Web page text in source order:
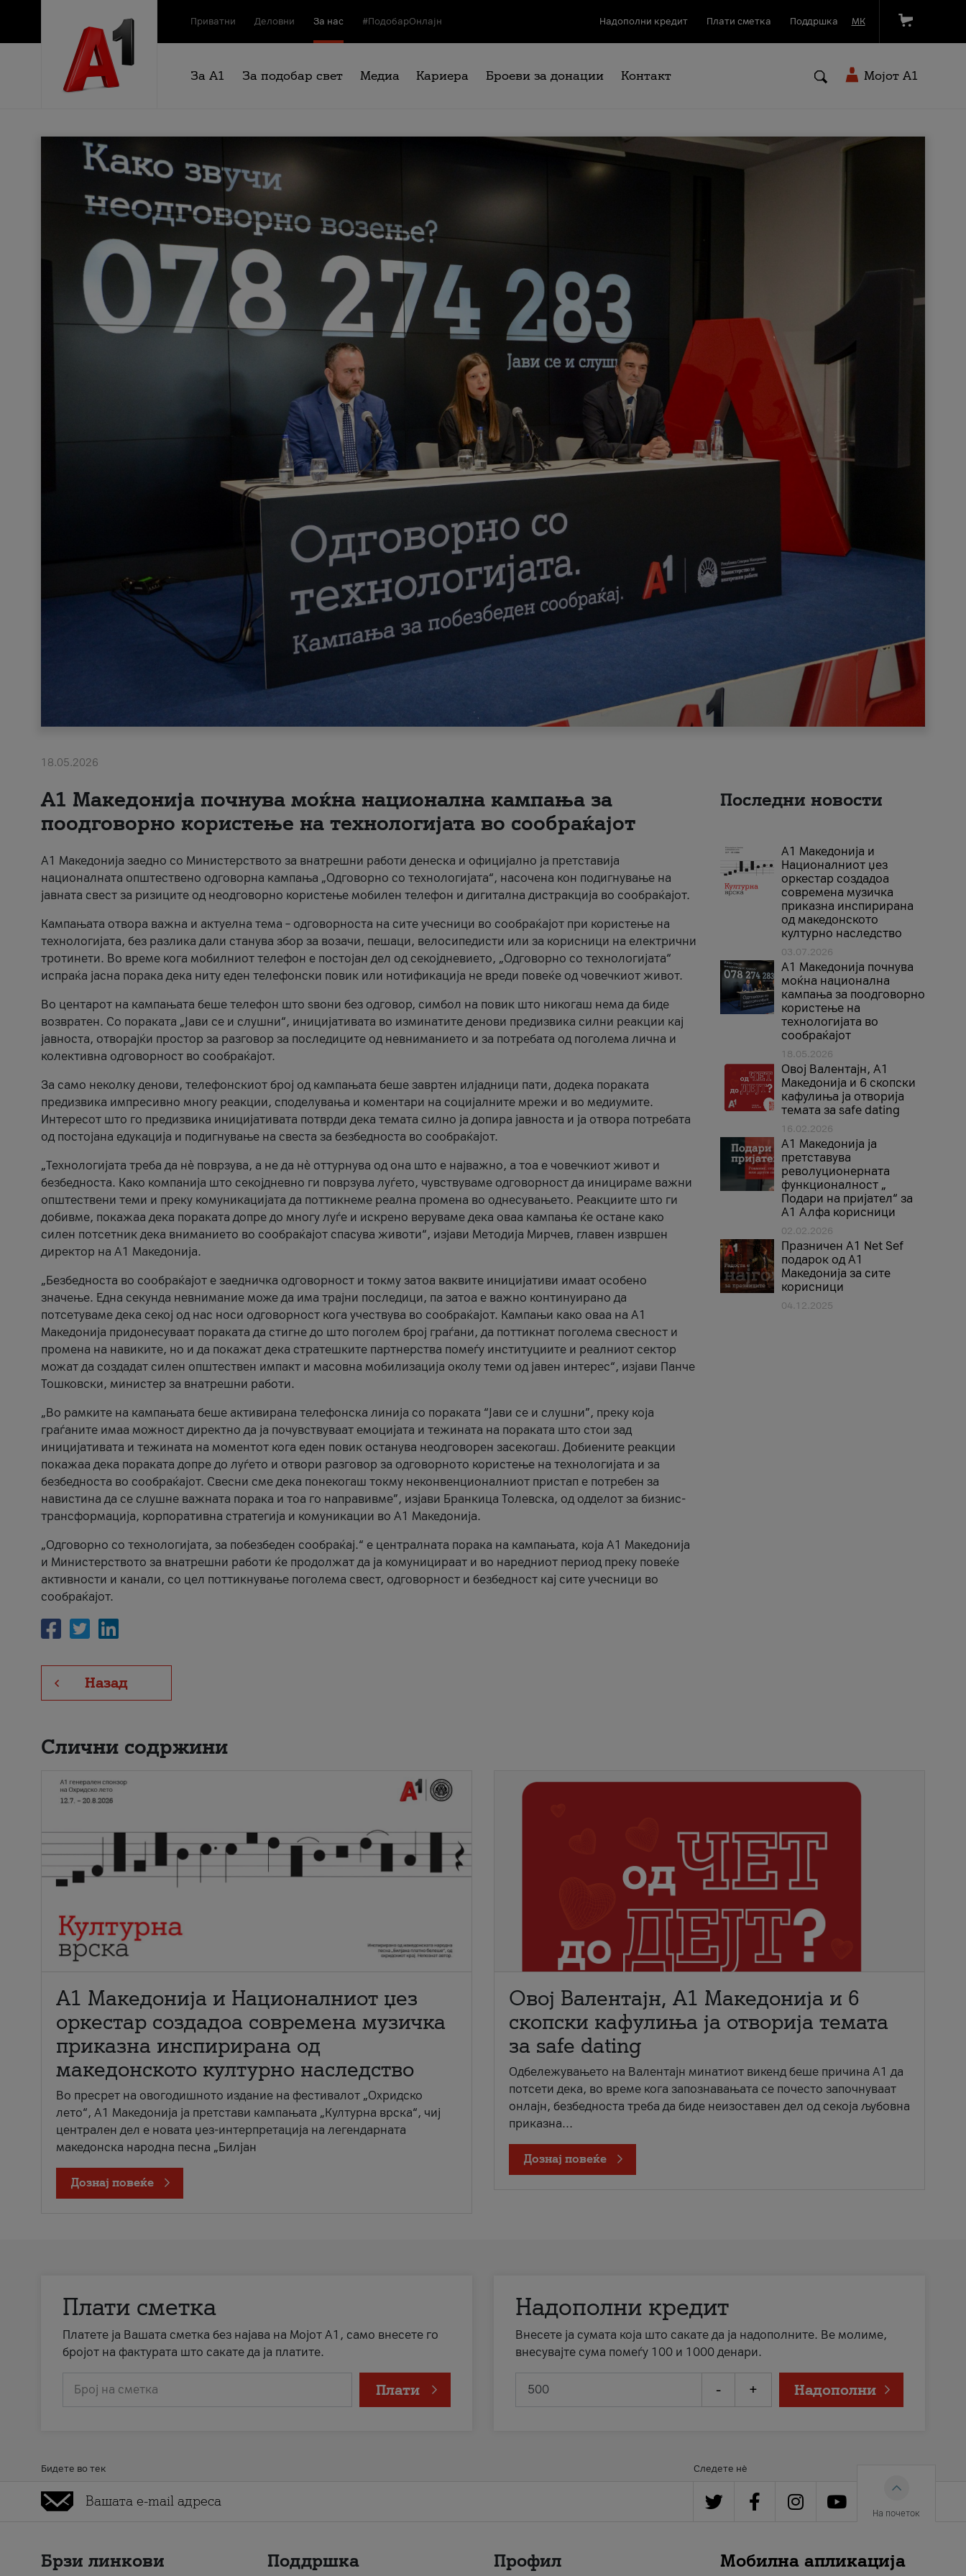
Приватни Деловни За нас #ПодобарОнлајн Надополни кредит Плати сметка Поддршка МК
За А1 За подобар свет Медиа Кариера Броеви за донации Контакт Мојот A1
18.05.2026
A1 Македонија почнува моќна национална кампања за
поодговорно користење на технологијата во сообраќајот
A1 Македонија заедно со Министерството за внатрешни работи денеска и официјално ја претставија
националната општествено одговорна кампања „Одговорно со технологијата“, насочена кон подигнување на
јавната свест за ризиците од неодговорно користење мобилен телефон и дигитална дистракција во сообраќајот.
Кампањата отвора важна и актуелна тема – одговорноста на сите учесници во сообраќајот при користење на
технологијата, без разлика дали станува збор за возачи, пешаци, велосипедисти или за корисници на електрични
тротинети. Во време кога мобилниот телефон е постојан дел од секојдневието, „Одговорно со технологијата“
испраќа јасна порака дека ниту еден телефонски повик или нотификација не вреди повеќе од човечкиот живот.
Во центарот на кампањата беше телефон што ѕвони без одговор, симбол на повик што никогаш нема да биде
возвратен. Со пораката „Јави се и слушни“, иницијативата во изминатите денови предизвика силни реакции кај
јавноста, отворајќи простор за разговор за последиците од невниманието и за потребата од поголема лична и
колективна одговорност во сообраќајот.
За само неколку денови, телефонскиот број од кампањата беше завртен илјадници пати, додека пораката
предизвика импресивно многу реакции, споделувања и коментари на социјалните мрежи и во медиумите.
Интересот што го предизвика иницијативата потврди дека темата силно ја допира јавноста и ја отвора потребата
од постојана едукација и подигнување на свеста за безбедноста во сообраќајот.
„Технологијата треба да нè поврзува, а не да нè оттурнува од она што е најважно, а тоа е човечкиот живот и
безбедноста. Како компанија што секојдневно ги поврзува луѓето, чувствуваме одговорност да иницираме важни
општествени теми и преку комуникацијата да поттикнеме реална промена во однесувањето. Реакциите што ги
добивме, покажаа дека пораката допре до многу луѓе и искрено веруваме дека оваа кампања ќе остане како
силен потсетник дека вниманието во сообраќајот спасува животи“, изјави Методија Мирчев, главен извршен
директор на А1 Македонија.
„Безбедноста во сообраќајот е заедничка одговорност и токму затоа ваквите иницијативи имаат особено
значење. Една секунда невнимание може да има трајни последици, па затоа е важно континуирано да
потсетуваме дека секој од нас носи одговорност кога учествува во сообраќајот. Кампањи како оваа на A1
Македонија придонесуваат пораката да стигне до што поголем број граѓани, да поттикнат поголема свесност и
промена на навиките, но и да покажат дека стратешките партнерства помеѓу институциите и реалниот сектор
можат да создадат силен општествен импакт и масовна мобилизација околу теми од јавен интерес“, изјави Панче
Тошковски, министер за внатрешни работи.
„Во рамките на кампањата беше активирана телефонска линија со пораката “Јави се и слушни”, преку која
граѓаните имаа можност директно да ја почувствуваат емоцијата и тежината на пораката што стои зад
иницијативата и тежината на моментот кога еден повик останува неодговорен засекогаш. Добиените реакции
покажаа дека пораката допре до луѓето и отвори разговор за одговорното користење на технологијата и за
безбедноста во сообраќајот. Свесни сме дека понекогаш токму неконвенционалниот пристап е потребен за
навистина да се слушне важната порака и тоа го направивме”, изјави Бранкица Толевска, од одделот за бизнис-
трансформација, корпоративна стратегија и комуникации во А1 Македонија.
„Одговорно со технологијата, за побезбеден сообраќај.“ е централната порака на кампањата, која A1 Македонија
и Министерството за внатрешни работи ќе продолжат да ја комуницираат и во наредниот период преку повеќе
активности и канали, со цел поттикнување поголема свест, одговорност и безбедност кај сите учесници во
сообраќајот.
Назад
Последни новости
А1 Македонија и
Националниот џез
оркестар создадоа
современа музичка
приказна инспирирана
од македонското
културно наследство
03.07.2026
A1 Македонија почнува
моќна национална
кампања за поодговорно
користење на
технологијата во
сообраќајот
18.05.2026
Овој Валентајн, A1
Македонија и 6 скопски
кафулиња ја отворија
темата за safe dating
16.02.2026
А1 Македонија ја
претставува
револуционерната
функционалност „
Подари на пријател“ за
А1 Алфа корисници
02.02.2026
Празничен A1 Net Sеf
подарок од А1
Македонија за сите
корисници
04.12.2025
Слични содржини
А1 Македонија и Националниот џез
оркестар создадоа современа музичка
приказна инспирирана од
македонското културно наследство
Во пресрет на овогодишното издание на фестивалот „Охридско
лето“, А1 Македонија ја претстави кампањата „Културна врска“, чиј
централен дел е новата џез-интерпретација на легендарната
македонска народна песна „Билјан
Дознај повеќе
Овој Валентајн, A1 Македонија и 6
скопски кафулиња ја отворија темата
за safe dating
Одбележувањето на Валентајн минатиот викенд беше причина А1 да
потсети дека, во време кога запознавањата се почесто започнуваат
онлајн, безбедноста треба да биде неизоставен дел од секоја љубовна
приказна...
Дознај повеќе
Плати сметка
Платете ја Вашата сметка без најава на Мојот А1, само внесете го
бројот на фактурата што сакате да ја платите.
Број на сметка Плати
Надополни кредит
Внесете ја сумата која што сакате да ја надополните. Ве молиме,
внесувајте сума помеѓу 100 и 1000 денари.
- + Надополни
Бидете во тек Следете нè
На почеток
Брзи линкови Поддршка Профил Мобилна апликација